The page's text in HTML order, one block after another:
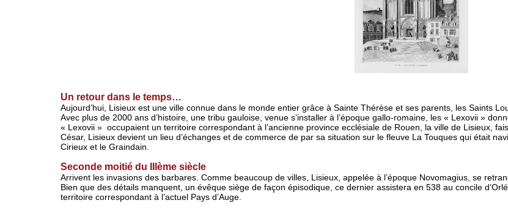
Un retour dans le temps…
Aujourd’hui, Lisieux est une ville connue dans le monde entier grâce à Sainte Thérèse et ses parents, les Saints
Avec plus de 2000 ans d’histoire, une tribu gauloise, venue s’installer à l’époque gallo-romaine, les « Lexovii »
« Lexovii » occupaient un territoire correspondant à l’ancienne province ecclésiale de Rouen, la ville de Lisieux,
César, Lisieux devient un lieu d’échanges et de commerce de par sa situation sur le fleuve La Touques qui était
Cirieux et le Graindain.
Seconde moitié du IIIème siècle
Arrivent les invasions des barbares. Comme beaucoup de villes, Lisieux, appelée à l’époque Novomagius, se
Bien que des détails manquent, un évêque siège de façon épisodique, ce dernier assistera en 538 au concile
territoire correspondant à l’actuel Pays d’Auge.